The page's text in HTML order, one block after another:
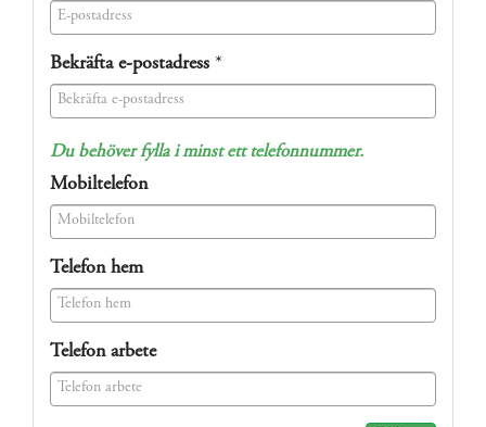
Bekräfta e-postadress *
Du behöver fylla i minst ett telefonnummer.
Mobiltelefon
Telefon hem
Telefon arbete